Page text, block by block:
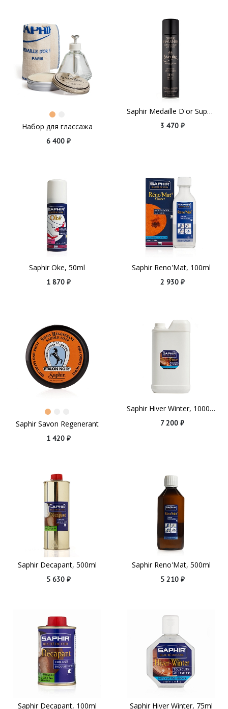
Набор для глассажа
6 400 ₽
Saphir Medaille D'or Super Invulner
3 470 ₽
Saphir Oke, 50ml
1 870 ₽
Saphir Reno'Mat, 100ml
2 930 ₽
Saphir Savon Regenerant
1 420 ₽
Saphir Hiver Winter, 1000ml
7 200 ₽
Saphir Decapant, 500ml
5 630 ₽
Saphir Reno'Mat, 500ml
5 210 ₽
Saphir Decapant, 100ml Saphir Hiver Winter, 75ml